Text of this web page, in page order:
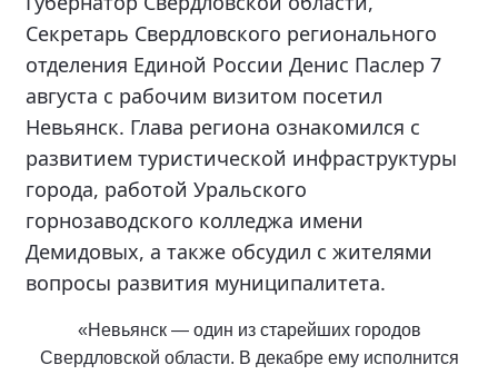
Секретарь Свердловского регионального
отделения Единой России Денис Паслер 7
августа с рабочим визитом посетил
Невьянск. Глава региона ознакомился с
развитием туристической инфраструктуры
города, работой Уральского
горнозаводского колледжа имени
Демидовых, а также обсудил с жителями
вопросы развития муниципалитета.
«Невьянск — один из старейших городов
Свердловской области. В декабре ему исполнится